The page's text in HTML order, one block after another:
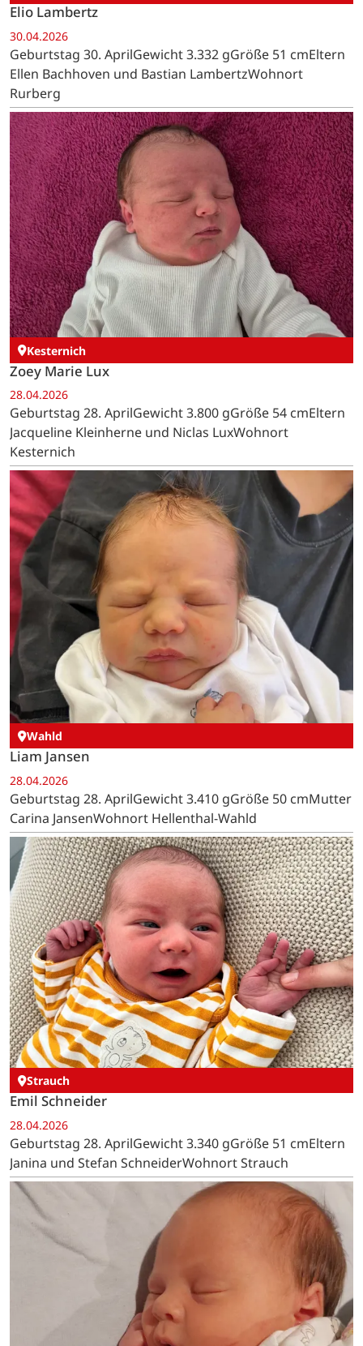
Elio Lambertz
30.04.2026
Geburtstag 30. AprilGewicht 3.332 gGröße 51 cmEltern
Ellen Bachhoven und Bastian LambertzWohnort
Rurberg
Kesternich
Zoey Marie Lux
28.04.2026
Geburtstag 28. AprilGewicht 3.800 gGröße 54 cmEltern
Jacqueline Kleinherne und Niclas LuxWohnort
Kesternich
Wahld
Liam Jansen
28.04.2026
Geburtstag 28. AprilGewicht 3.410 gGröße 50 cmMutter
Carina JansenWohnort Hellenthal-Wahld
Strauch
Emil Schneider
28.04.2026
Geburtstag 28. AprilGewicht 3.340 gGröße 51 cmEltern
Janina und Stefan SchneiderWohnort Strauch